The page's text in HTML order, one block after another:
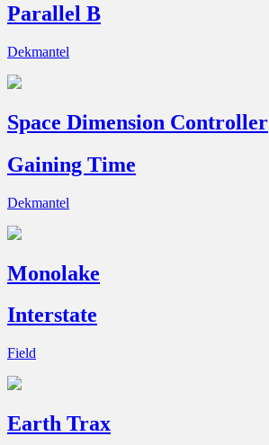
Parallel B
Dekmantel
Space Dimension Controller
Gaining Time
Dekmantel
Monolake
Interstate
Field
Earth Trax